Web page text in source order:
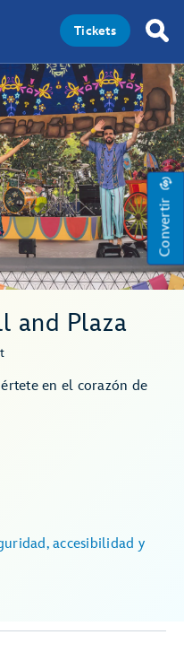
Tickets
Convertir
and Plaza
en el corazón de
accesibilidad y